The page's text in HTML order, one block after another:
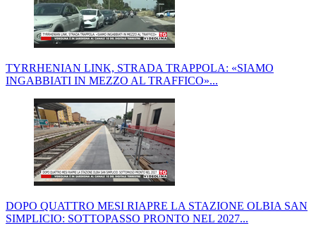
TYRRHENIAN LINK, STRADA TRAPPOLA: «SIAMO
INGABBIATI IN MEZZO AL TRAFFICO»...
DOPO QUATTRO MESI RIAPRE LA STAZIONE OLBIA SAN
SIMPLICIO: SOTTOPASSO PRONTO NEL 2027...